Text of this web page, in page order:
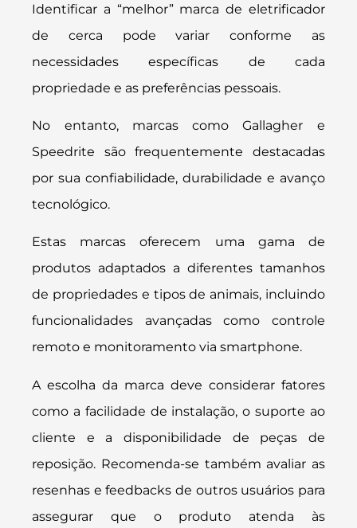
Identificar a “melhor” marca de eletrificador
de cerca pode variar conforme as
necessidades específicas de cada
propriedade e as preferências pessoais.
No entanto, marcas como Gallagher e
Speedrite são frequentemente destacadas
por sua confiabilidade, durabilidade e avanço
tecnológico.
Estas marcas oferecem uma gama de
produtos adaptados a diferentes tamanhos
de propriedades e tipos de animais, incluindo
funcionalidades avançadas como controle
remoto e monitoramento via smartphone.
A escolha da marca deve considerar fatores
como a facilidade de instalação, o suporte ao
cliente e a disponibilidade de peças de
reposição. Recomenda-se também avaliar as
resenhas e feedbacks de outros usuários para
assegurar que o produto atenda às